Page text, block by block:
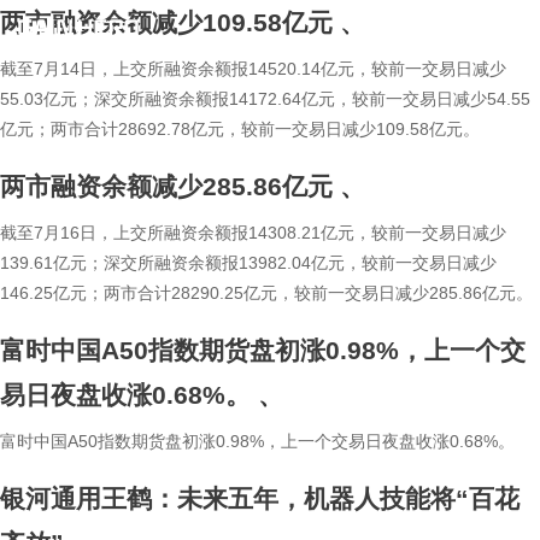
两市融资余额减少109.58亿元 、
截至7月14日，上交所融资余额报14520.14亿元，较前一交易日减少
55.03亿元；深交所融资余额报14172.64亿元，较前一交易日减少54.55
亿元；两市合计28692.78亿元，较前一交易日减少109.58亿元。
两市融资余额减少285.86亿元 、
截至7月16日，上交所融资余额报14308.21亿元，较前一交易日减少
139.61亿元；深交所融资余额报13982.04亿元，较前一交易日减少
146.25亿元；两市合计28290.25亿元，较前一交易日减少285.86亿元。
富时中国A50指数期货盘初涨0.98%，上一个交
易日夜盘收涨0.68%。
、
富时中国A50指数期货盘初涨0.98%，上一个交易日夜盘收涨0.68%。
银河通用王鹤：未来五年，机器人技能将“百花